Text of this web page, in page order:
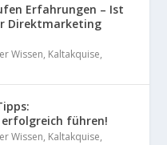
Erfahrungen – Ist
Direktmarketing
Wissen, Kaltakquise,
führen!
Wissen, Kaltakquise,